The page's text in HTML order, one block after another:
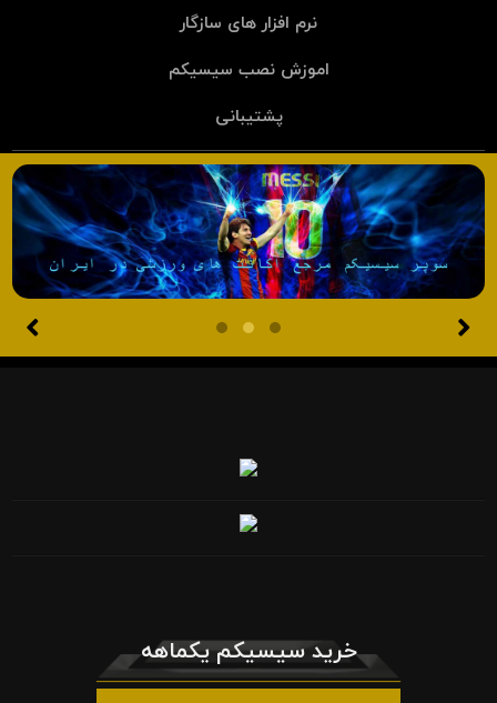
نرم افزار های سازگار
اموزش نصب سیسیکم
پشتیبانی
خرید سیسیکم یکماهه